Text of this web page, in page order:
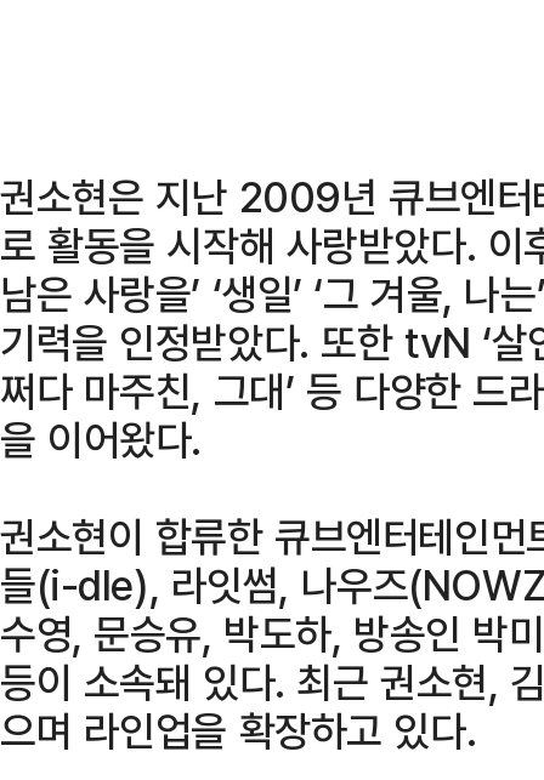
권소현은 지난 2009년 큐브엔터
로 활동을 시작해 사랑받았다. 이
남은 사랑을’ ‘생일’ ‘그 겨울, 나
기력을 인정받았다. 또한 tvN ‘살
쩌다 마주친, 그대’ 등 다양한 드
을 이어왔다.
권소현이 합류한 큐브엔터테인
들(i-dle), 라잇썸, 나우즈
수영, 문승유, 박도하, 방송인 박
등이 소속돼 있다. 최근 권소현,
으며 라인업을 확장하고 있다.